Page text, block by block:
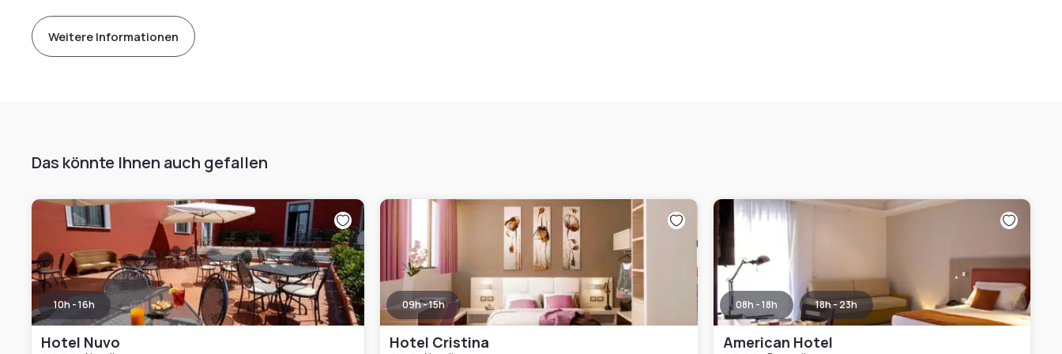
Weitere Informationen
Das könnte Ihnen auch gefallen
10h - 16h
Hotel Nuvo
09h - 15h
Hotel Cristina
08h - 18h 18h - 23h
American Hotel